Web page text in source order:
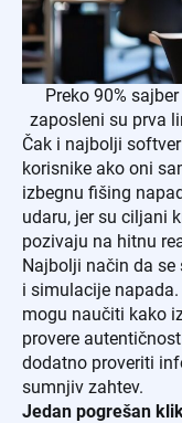
Preko 90%
zaposleni su prva
Čak i najbolji
korisnike ako oni
izbegnu fišing
udaru, jer su ciljani
pozivaju na hitnu
Najbolji način da se
i simulacije
mogu naučiti kako
provere
dodatno proveriti
sumnjiv zahtev.
Jedan pogrešan